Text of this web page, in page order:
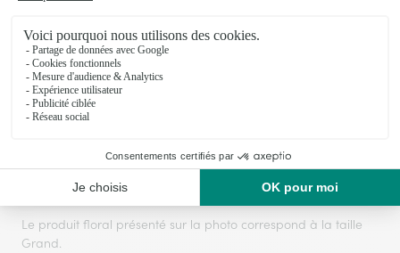
79,95€ dès 44,95€
Le produit floral présenté sur la photo correspond à la taille
Grand.